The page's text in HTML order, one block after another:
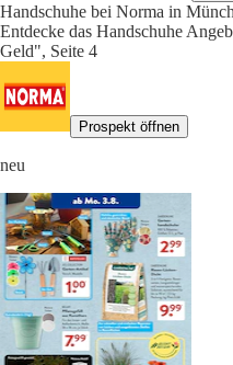
Handschuhe bei Norma in
Entdecke das Handschuhe
Geld", Seite 4
Prospekt öffnen
neu